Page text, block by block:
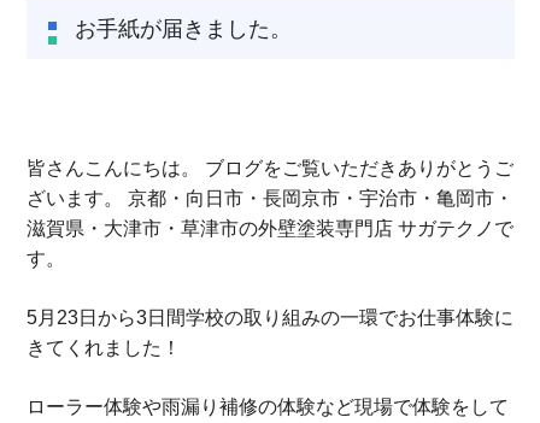
お手紙が届きました。
皆さんこんにちは。 ブログをご覧いただきありがとうご
ざいます。 京都・向日市・長岡京市・宇治市・亀岡市・
滋賀県・大津市・草津市の外壁塗装専門店 サガテクノで
す。
5月23日から3日間学校の取り組みの一環でお仕事体験に
きてくれました！
ローラー体験や雨漏り補修の体験など現場で体験をして